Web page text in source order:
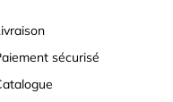
sécurisé